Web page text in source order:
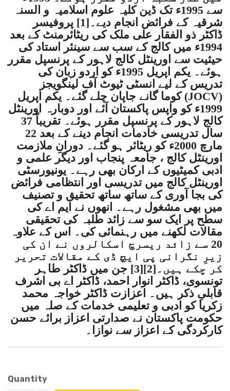
سے 1995ء تک ڈین کلیہ علوم اسلامیہ و السنہ
شرقیہ کے فرائض انجام دیے۔[1] پروفیسر
ڈاکٹر ذو الفقار علی ملک کی ریٹائرمنٹ کے بعد
1994ء میں کالج کے سب سے سینئر استاد کی
حیثیت سے اورینٹل کالج لاہور کے پرنسپل مقرر
ہوئے۔ یکم اپریل 1995ء کو اردو زبان کی
تدریس کے لیے انسٹی ٹیوٹ آف لینگویجز
(JOCV) کوما گانے جاپان چلے گئے۔ یکم اپریل
1999ء کو واپس پاکستان آئے اور دوبارہ اورینٹل
کالج لاہور کے پرنسپل مقرر ہوئے۔ تقریباً 37
سال تدریسی خادمات انجام دینے کے بعد 22
مارچ 2000ء کو ریٹائر ہو گئے۔ دورانِ ملازمت
اورینٹل کالج ، جامعہ پنجاب اور دیگر علمی و
ادبی کمیٹیوں کے ارکان بھی رہے۔ یونیورسٹی
اورینٹل کالج میں تدریسی اور انتظامی فرائض
کی بجا آوری کے ساتھ ساتھ تحقیق و تصنیف
میں بھی مشغول رہے۔ انھوں نے ایم اے کی
سطح پر ایک سو سے زائد طلبہ کی تحقیقی
مقالات لکھنے میں رہنمائی کی۔ اس کے علاوہ
20 سے زائد ریسرچ اسکالروں نے ان کی
زیرِ نگرانی پی ایچ ڈی کے مقالات تحریر
کر چکے ہیں۔[2][3] جن میں ڈاکٹر طاہر
تونسوی، ڈاکٹر انوار احمد، ڈاکٹر اے بی اشرف
قابلیِ ذکر ہیں۔ اعزازت ڈاکٹر خواجہ محمد
زکریا کو ادبی و تعلیمی خدمات کے صلہ میں
حکومت پاکستان نے صدارتی اعزاز برائے حسن
کارکردگی کے اعزاز سے نوازا۔
Quantity